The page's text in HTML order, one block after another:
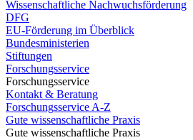
Wissenschaftliche Nachwuchsförderung
DFG
EU-Förderung im Überblick
Bundesministerien
Stiftungen
Forschungsservice
Forschungsservice
Kontakt & Beratung
Forschungsservice A-Z
Gute wissenschaftliche Praxis
Gute wissenschaftliche Praxis